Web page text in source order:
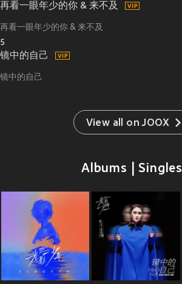
再看一眼年少的你 & 来不及
再看一眼年少的你 & 来不及
5
镜中的自己
镜中的自己
View all on JOOX
Albums | Singles